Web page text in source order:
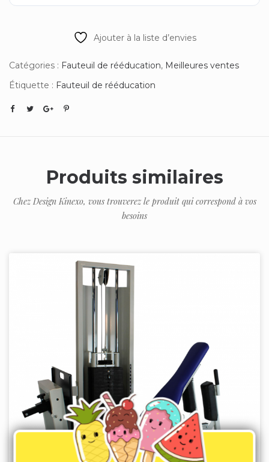
Ajouter à la liste d’envies
Catégories : Fauteuil de rééducation, Meilleures ventes
Étiquette : Fauteuil de rééducation
Produits similaires
Chez Design Kinexo, vous trouverez le produit qui correspond à vos
besoins